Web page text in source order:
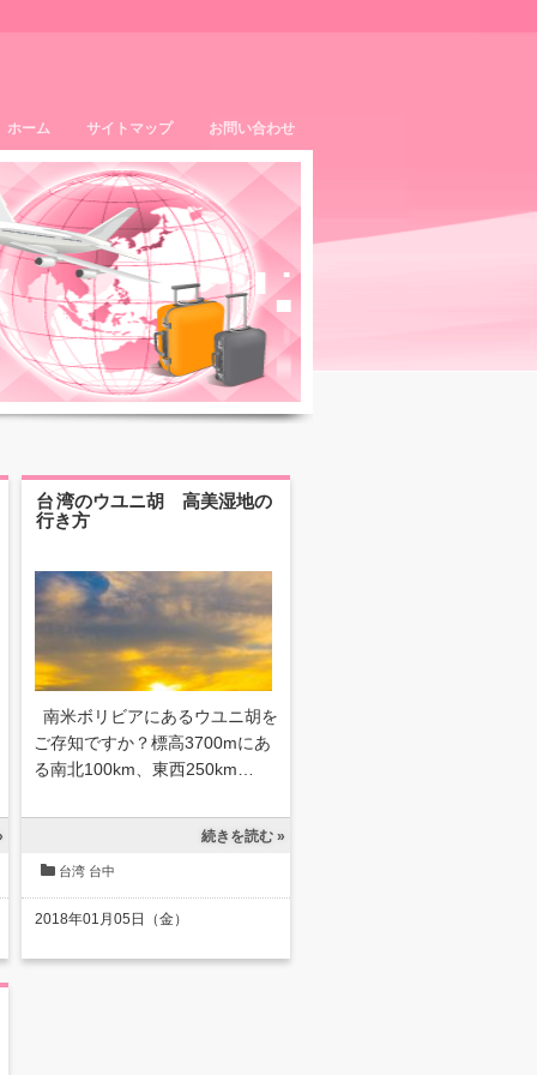
ホーム サイトマップ お問い合わせ
台湾のウユニ胡 高美湿地の
行き方
南米ボリビアにあるウユニ胡を
ご存知ですか？標高3700mにあ
る南北100km、東西250km…
続きを読む »
台湾 台中
2018年01月05日（金）